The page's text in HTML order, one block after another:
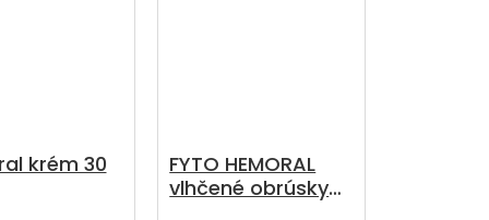
krém 30
FYTO HEMORAL
vlhčené obrúsky